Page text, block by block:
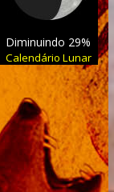
Diminuindo 29%
Calendário Lunar